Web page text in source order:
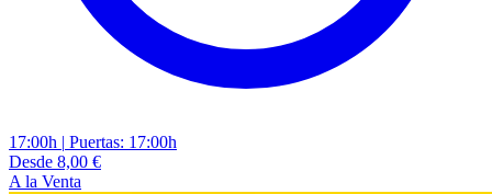
17:00h | Puertas: 17:00h
Desde 8,00 €
A la Venta